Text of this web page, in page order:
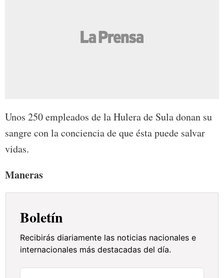
Unos 250 empleados de la Hulera de Sula donan su
sangre con la conciencia de que ésta puede salvar
vidas.
Maneras
Boletín
Recibirás diariamente las noticias nacionales e
internacionales más destacadas del día.